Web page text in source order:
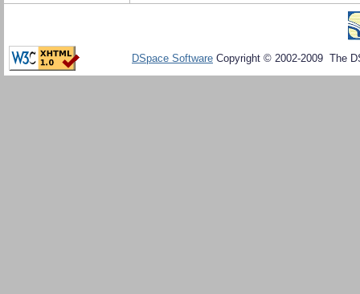
DSpace Software Copyright © 2002-2009 The